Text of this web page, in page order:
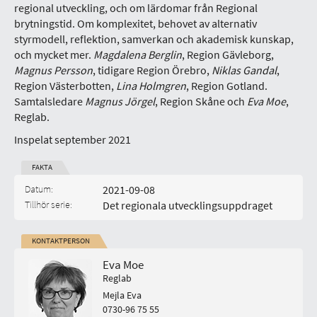
regional utveckling, och om lärdomar från Regional
brytningstid. Om komplexitet, behovet av alternativ
styrmodell, reflektion, samverkan och akademisk kunskap,
och mycket mer. Magdalena Berglin, Region Gävleborg,
Magnus Persson, tidigare Region Örebro, Niklas Gandal,
Region Västerbotten, Lina Holmgren, Region Gotland.
Samtalsledare Magnus Jörgel, Region Skåne och Eva Moe,
Reglab.
Inspelat september 2021
FAKTA
Datum: 2021-09-08
Tillhör serie: Det regionala utvecklingsuppdraget
KONTAKTPERSON
Eva Moe
Reglab
Mejla Eva
0730-96 75 55